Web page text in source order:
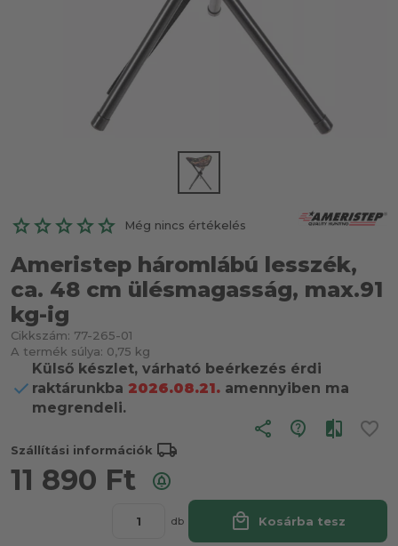
Még nincs értékelés
Ameristep háromlábú lesszék,
ca. 48 cm ülésmagasság, max.91
kg-ig
Cikkszám: 77-265-01
A termék súlya: 0,75 kg
Külső készlet, várható beérkezés érdi
raktárunkba 2026.08.21. amennyiben ma
megrendeli.
share
Szállítási információk local_shipping
11 890 Ft
db local_mall Kosárba tesz